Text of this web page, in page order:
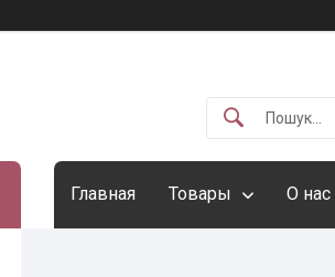
Главная Товары О нас